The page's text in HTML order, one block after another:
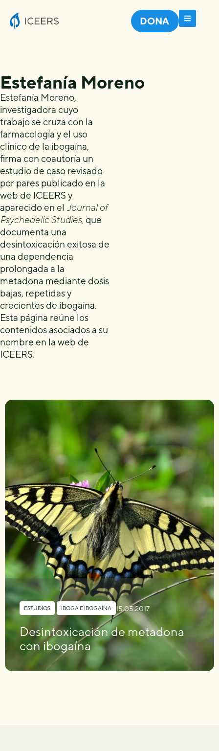
DONA
Estefanía Moreno
Estefanía Moreno,
investigadora cuyo
trabajo se cruza con la
farmacología y el uso
clínico de la ibogaína,
firma con coautoría un
estudio de caso revisado
por pares publicado en la
web de ICEERS y
aparecido en el Journal of
Psychedelic Studies, que
documenta una
desintoxicación exitosa de
una dependencia
prolongada a la
metadona mediante dosis
bajas, repetidas y
crecientes de ibogaína.
Esta página reúne los
contenidos asociados a su
nombre en la web de
ICEERS.
ESTUDIOS IBOGA E IBOGAÍNA 15.05.2017
Desintoxicación de metadona
con ibogaína